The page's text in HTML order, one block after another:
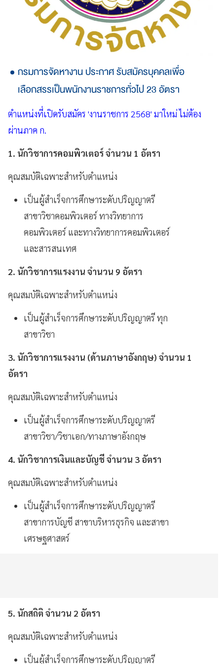
กรมการจัดหางาน ประกาศ รับสมัครบุคคลเพื่อ
เลือกสรรเป็นพนักงานราชการทั่วไป 23 อัตรา
ตำแหน่งที่เปิดรับสมัคร 'งานราชการ 2568' มาใหม่ ไม่ต้อง
ผ่านภาค ก.
1. นักวิชาการคอมพิวเตอร์ จํานวน 1 อัตรา
คุณสมบัติเฉพาะสําหรับตําแหน่ง
เป็นผู้สำเร็จการศึกษาระดับปริญญาตรี
สาขาวิชาคอมพิวเตอร์ ทางวิทยาการ
คอมพิวเตอร์ และทางวิทยาการคอมพิวเตอร์
และสารสนเทศ
2. นักวิชาการแรงงาน จํานวน 9 อัตรา
คุณสมบัติเฉพาะสําหรับตําแหน่ง
เป็นผู้สำเร็จการศึกษาระดับปริญญาตรี ทุก
สาขาวิชา
3. นักวิชาการแรงงาน (ด้านภาษาอังกฤษ) จํานวน 1
อัตรา
คุณสมบัติเฉพาะสําหรับตําแหน่ง
เป็นผู้สำเร็จการศึกษาระดับปริญญาตรี
สาขาวิชา/วิชาเอก/ทางภาษาอังกฤษ
4. นักวิชาการเงินและบัญชี จํานวน 3 อัตรา
คุณสมบัติเฉพาะสําหรับตําแหน่ง
เป็นผู้สำเร็จการศึกษาระดับปริญญาตรี
สาขาการบัญชี สาขาบริหารธุรกิจ และสาขา
เศรษฐศาสตร์
5. นักสถิติ จํานวน 2 อัตรา
คุณสมบัติเฉพาะสําหรับตําแหน่ง
เป็นผู้สำเร็จการศึกษาระดับปริญญาตรี